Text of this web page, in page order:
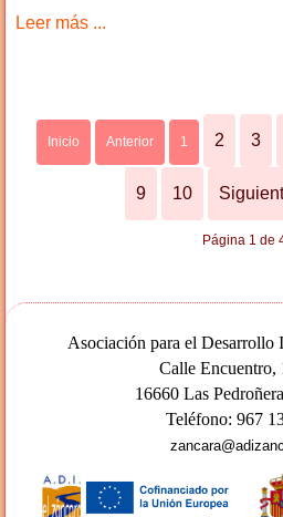
Leer más ...
Inicio Anterior 1 2 3
9 10
Página 1 de
Asociación para el Desarrollo
Calle Encuentro,
16660 Las
Teléfono: 967